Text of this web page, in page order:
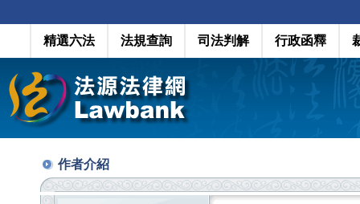
精選六法 法規查詢 司法判解 行政函釋
作者介紹